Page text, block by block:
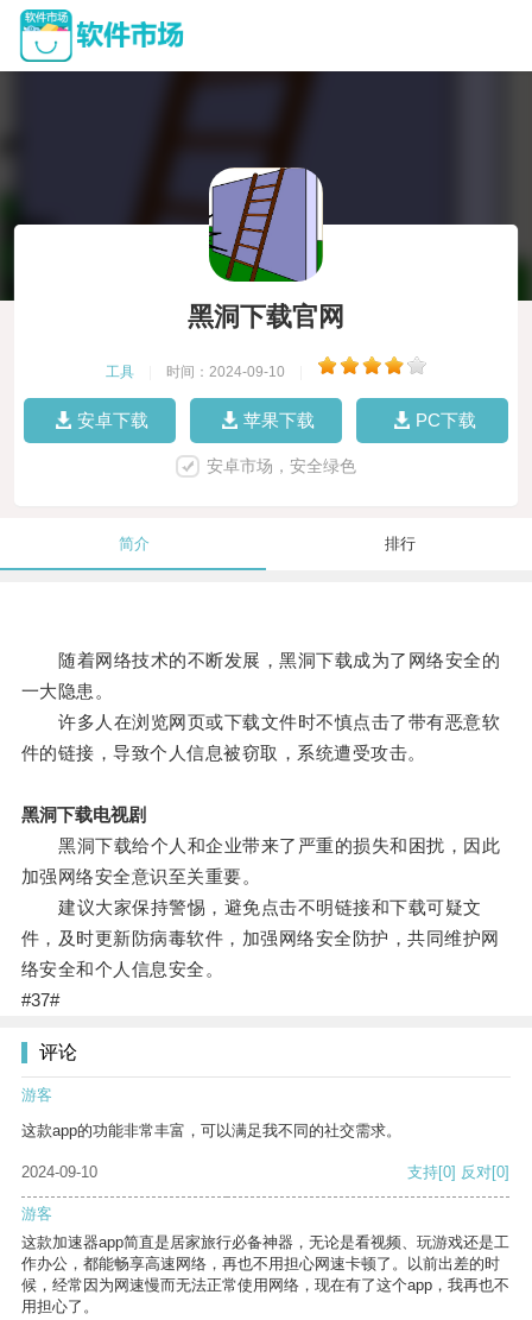
黑洞下载官网
工具 时间：2024-09-10
安卓下载 苹果下载 PC下载
安卓市场，安全绿色
简介 排行
随着网络技术的不断发展，黑洞下载成为了网络安全的
一大隐患。
许多人在浏览网页或下载文件时不慎点击了带有恶意软
件的链接，导致个人信息被窃取，系统遭受攻击。
黑洞下载电视剧
黑洞下载给个人和企业带来了严重的损失和困扰，因此
加强网络安全意识至关重要。
建议大家保持警惕，避免点击不明链接和下载可疑文
件，及时更新防病毒软件，加强网络安全防护，共同维护网
络安全和个人信息安全。
#37#
评论
游客
这款app的功能非常丰富，可以满足我不同的社交需求。
2024-09-10 支持[0] 反对[0]
游客
这款加速器app简直是居家旅行必备神器，无论是看视频、玩游戏还是工
作办公，都能畅享高速网络，再也不用担心网速卡顿了。以前出差的时
候，经常因为网速慢而无法正常使用网络，现在有了这个app，我再也不
用担心了。